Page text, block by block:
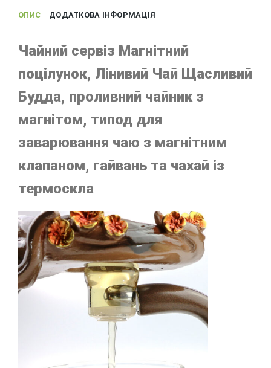
ОПИС ДОДАТКОВА ІНФОРМАЦІЯ
Чайний сервіз Магнітний
поцілунок, Лінивий Чай Щасливий
Будда, проливний чайник з
магнітом, типод для
заварювання чаю з магнітним
клапаном, гайвань та чахай із
термоскла